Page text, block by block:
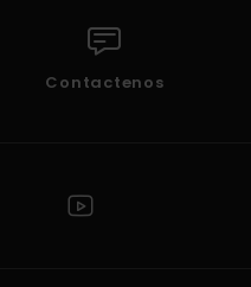
Contactenos